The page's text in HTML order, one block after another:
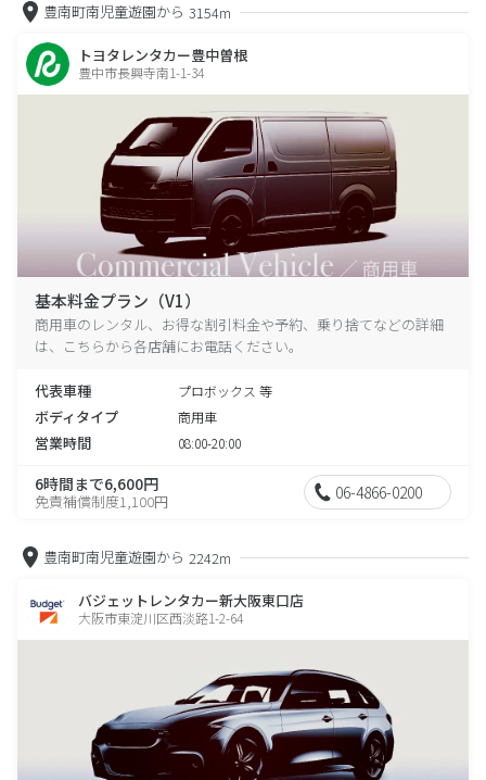
豊南町南児童遊園から 3154m
トヨタレンタカー豊中曽根
豊中市長興寺南1-1-34
基本料金プラン（V1）
商用車のレンタル、お得な割引料金や予約、乗り捨てなどの詳細
は、こちらから各店舗にお電話ください。
代表車種 プロボックス 等
ボディタイプ 商用車
営業時間 08:00-20:00
6時間まで6,600円
免責補償制度1,100円 06-4866-0200
豊南町南児童遊園から 2242m
バジェットレンタカー新大阪東口店
大阪市東淀川区西淡路1-2-64